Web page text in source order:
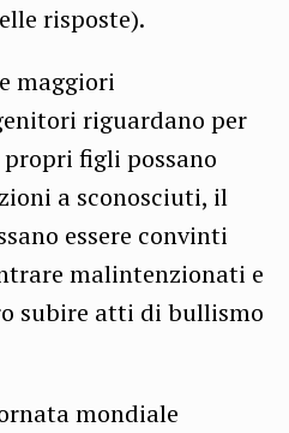
risposte).
maggiori
riguardano per
figli possano
a sconosciuti, il
essere convinti
malintenzionati e
subire atti di bullismo
mondiale